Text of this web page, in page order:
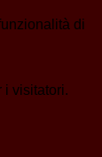
di
i visitatori.